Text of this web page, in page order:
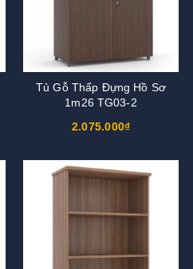
Tủ Gỗ Thấp Đựng Hồ Sơ
1m26 TG03-2
2.075.000₫